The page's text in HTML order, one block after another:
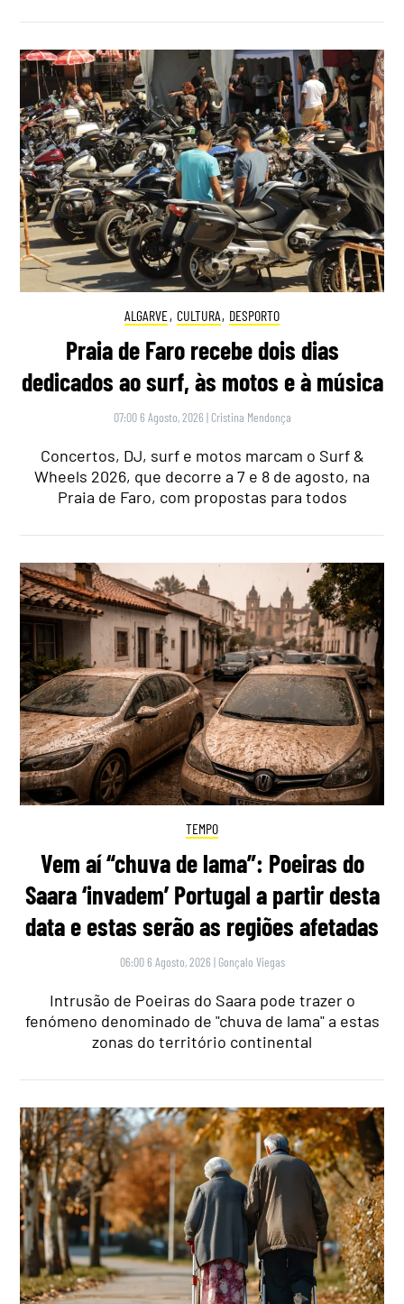
ALGARVE, CULTURA, DESPORTO
Praia de Faro recebe dois dias
dedicados ao surf, às motos e à música
07:00 6 Agosto, 2026 | Cristina Mendonça
Concertos, DJ, surf e motos marcam o Surf &
Wheels 2026, que decorre a 7 e 8 de agosto, na
Praia de Faro, com propostas para todos
TEMPO
Vem aí “chuva de lama”: Poeiras do
Saara ‘invadem’ Portugal a partir desta
data e estas serão as regiões afetadas
06:00 6 Agosto, 2026 | Gonçalo Viegas
Intrusão de Poeiras do Saara pode trazer o
fenómeno denominado de "chuva de lama" a estas
zonas do território continental